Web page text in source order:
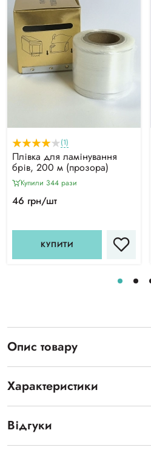
(1)
Плівка для ламінування
брів, 200 м (прозора)
Купили 344 рази
46 грн/шт
КУПИТИ
Опис товару
Характеристики
Відгуки